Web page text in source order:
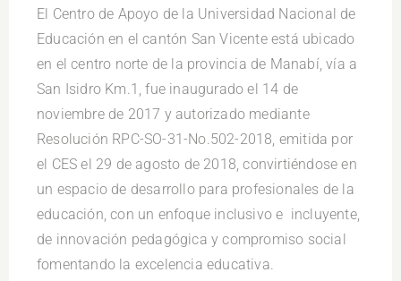
El Centro de Apoyo de la Universidad Nacional de
Educación en el cantón San Vicente está ubicado
en el centro norte de la provincia de Manabí, vía a
San Isidro Km.1, fue inaugurado el 14 de
noviembre de 2017 y autorizado mediante
Resolución RPC-SO-31-No.502-2018, emitida por
el CES el 29 de agosto de 2018, convirtiéndose en
un espacio de desarrollo para profesionales de la
educación, con un enfoque inclusivo e incluyente,
de innovación pedagógica y compromiso social
fomentando la excelencia educativa.